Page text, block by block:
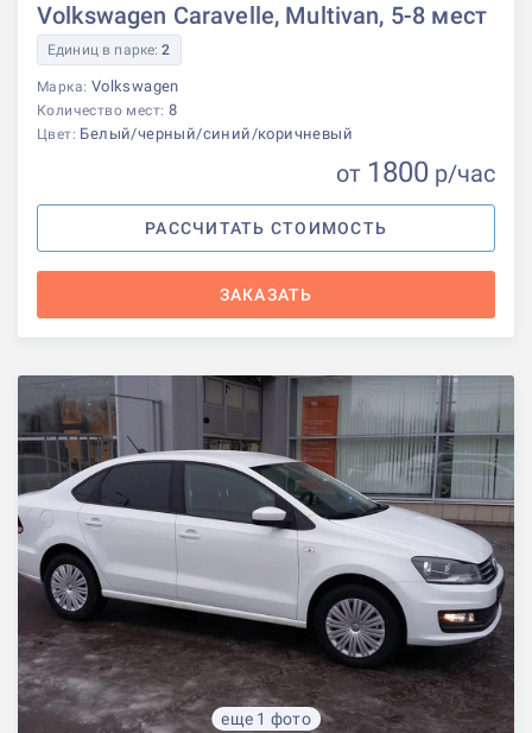
Volkswagen Caravelle, Multivan, 5-8 мест
Единиц в парке:2
Марка: Volkswagen
Количество мест: 8
Цвет: Белый/черный/синий/коричневый
от 1800 р/час
РАССЧИТАТЬ СТОИМОСТЬ
ЗАКАЗАТЬ
еще 1 фото